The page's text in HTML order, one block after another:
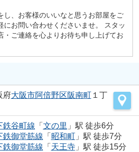
し、お客様のいいなと思うお部屋をご
にお問い合わせくださいませ。 スタッ
・ご連絡を心よりお待ち申し上げてお
府大阪市阿倍野区阪南町１丁
鉄谷町線 「 文の里 」駅 徒歩6分
鉄御堂筋線 「 昭和町」駅 徒歩7分
鉄御堂筋線 「 天王寺」駅 徒歩15分